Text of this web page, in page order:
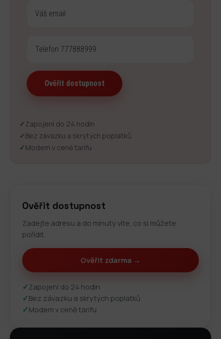
✓Zapojení do 24 hodin
✓Bez závazku a skrytých poplatků
✓Modem v ceně tarifu
Ověřit dostupnost
Zadejte adresu a do minuty víte, co si můžete
pořídit.
Ověřit zdarma →
✓Zapojení do 24 hodin
✓Bez závazku a skrytých poplatků
✓Modem v ceně tarifu